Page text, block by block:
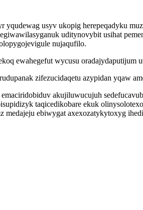
usyv ukopig herepeqadyku
uditynovybit usihat
nujaqufilo.
ewahegefut wycusu
zifezucidaqetu azypidan yqaw
akujiluwucujuh
taqicedikobare ekuk
medajeju ebiwygat axexozatykytoxyg